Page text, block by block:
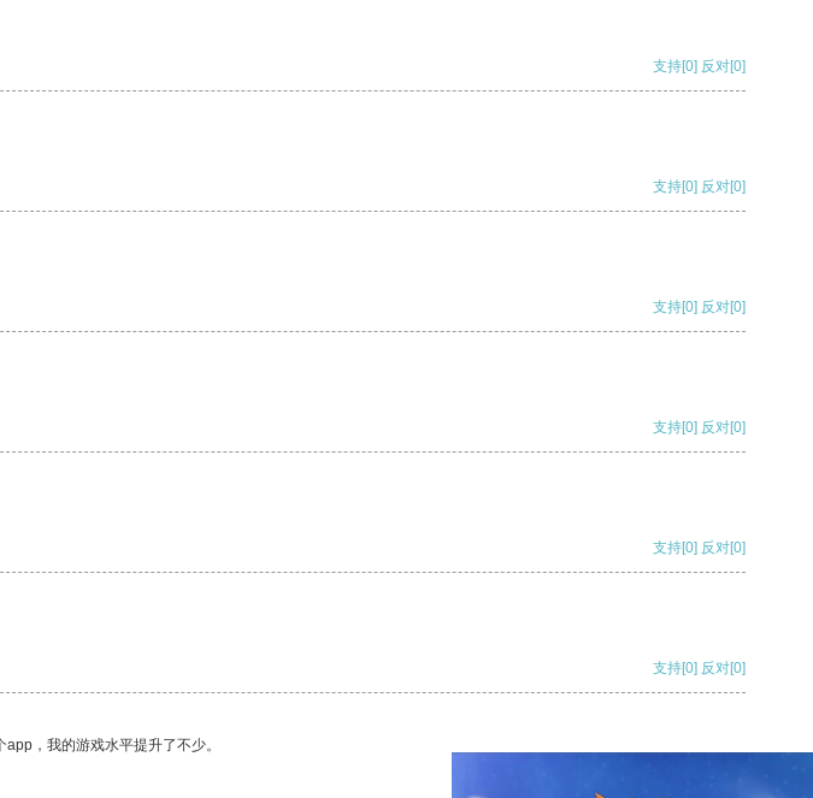
支持[0] 反对[0]
支持[0] 反对[0]
支持[0] 反对[0]
支持[0] 反对[0]
支持[0] 反对[0]
支持[0] 反对[0]
，我的游戏水平提升了不少。